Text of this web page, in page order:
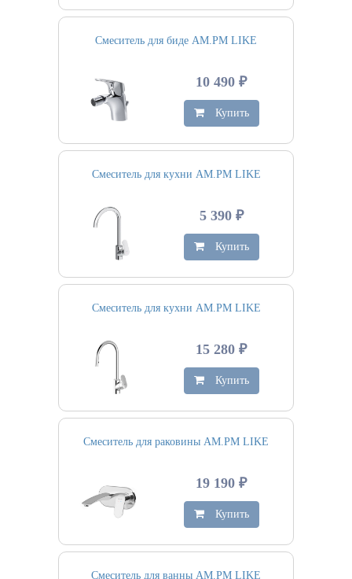
Смеситель для биде AM.PM LIKE
10 490 ₽
Купить
Смеситель для кухни AM.PM LIKE
5 390 ₽
Купить
Смеситель для кухни AM.PM LIKE
15 280 ₽
Купить
Смеситель для раковины AM.PM LIKE
19 190 ₽
Купить
Смеситель для ванны AM.PM LIKE